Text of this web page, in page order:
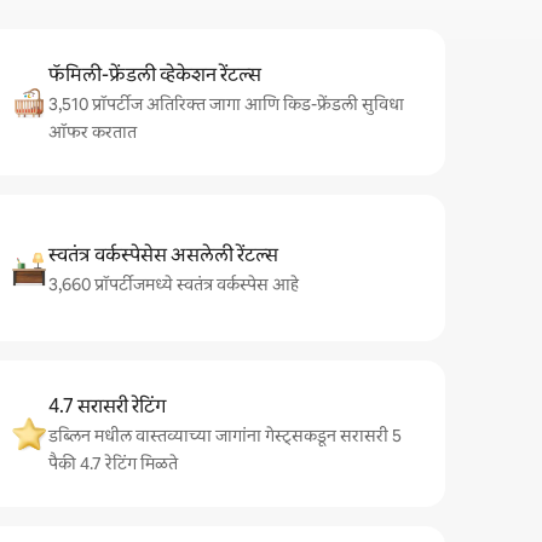
फॅमिली-फ्रेंडली व्हेकेशन रेंटल्स
3,510 प्रॉपर्टीज अतिरिक्त जागा आणि किड-फ्रेंडली सुविधा
ऑफर करतात
स्वतंत्र वर्कस्पेसेस असलेली रेंटल्स
3,660 प्रॉपर्टीजमध्ये स्वतंत्र वर्कस्पेस आहे
4.7 सरासरी रेटिंग
डब्लिन मधील वास्तव्याच्या जागांना गेस्ट्सकडून सरासरी 5
पैकी 4.7 रेटिंग मिळते